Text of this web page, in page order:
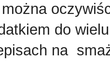
do
na